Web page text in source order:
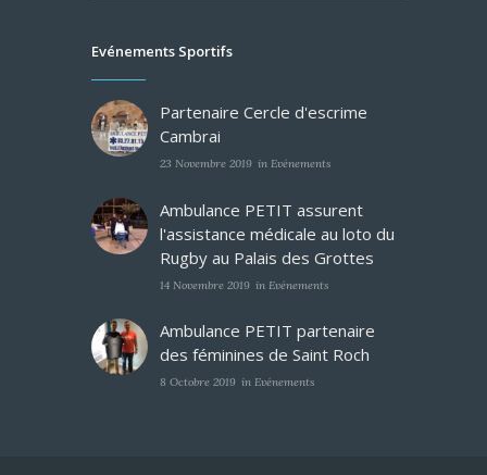
Evénements Sportifs
Partenaire Cercle d'escrime
Cambrai
23 Novembre 2019 inEvénements
Ambulance PETIT assurent
l'assistance médicale au loto du
Rugby au Palais des Grottes
14 Novembre 2019 inEvénements
Ambulance PETIT partenaire
des féminines de Saint Roch
8 Octobre 2019 inEvénements